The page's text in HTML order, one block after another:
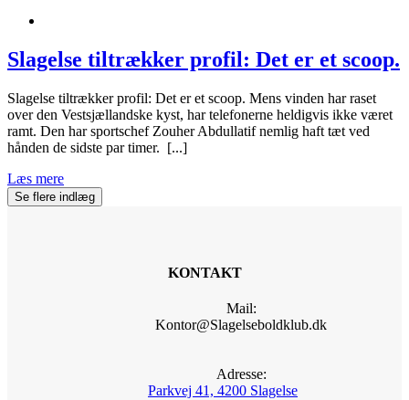
Slagelse tiltrækker profil: Det er et scoop.
Slagelse tiltrækker profil: Det er et scoop. Mens vinden har raset
over den Vestsjællandske kyst, har telefonerne heldigvis ikke været
ramt. Den har sportschef Zouher Abdullatif nemlig haft tæt ved
hånden de sidste par timer. [...]
Læs mere
Se flere indlæg
KONTAKT
Mail:
Kontor@Slagelseboldklub.dk
Adresse:
Parkvej 41, 4200 Slagelse